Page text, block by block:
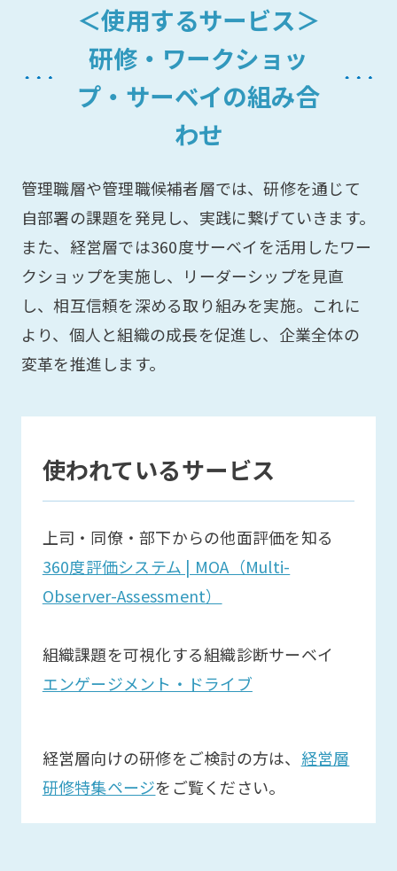
＜使用するサービス＞
研修・ワークショッ
プ・サーベイの組み合
わせ
管理職層や管理職候補者層では、研修を通じて
自部署の課題を発見し、実践に繋げていきます。
また、経営層では360度サーベイを活用したワー
クショップを実施し、リーダーシップを見直
し、相互信頼を深める取り組みを実施。これに
より、個人と組織の成長を促進し、企業全体の
変革を推進します。
使われているサービス
上司・同僚・部下からの他面評価を知る
360度評価システム | MOA（Multi-
Observer-Assessment）
組織課題を可視化する組織診断サーベイ
エンゲージメント・ドライブ
経営層向けの研修をご検討の方は、 経営層
研修特集ページをご覧ください。